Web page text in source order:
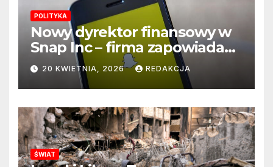
POLITYKA
Nowy dyrektor finansowy w
Snap Inc – firma zapowiada
zmianę na kluczowym
stanowisku
20 KWIETNIA, 2026 REDAKCJA
ŚWIAT